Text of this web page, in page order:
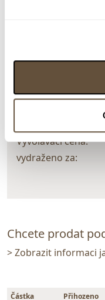
159063. Konvolut 3
Vyvolávací cena:
vydraženo za:
Chcete prodat
> Zobrazit informaci
Částka Přihozeno